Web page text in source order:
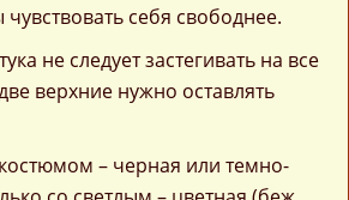
себя свободнее.
не следует застегивать на все
верхние нужно оставлять
– черная или темно-